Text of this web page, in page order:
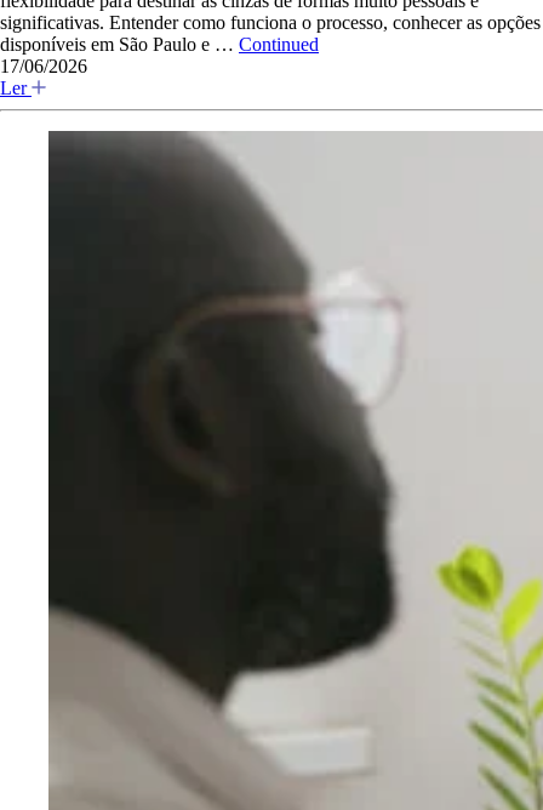
significativas. Entender como funciona o processo, conhecer as opções
disponíveis em São Paulo e … Continued
17/06/2026
Ler